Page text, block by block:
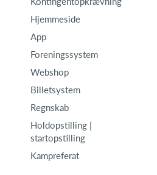
Hjemmeside
App
Foreningssystem
Webshop
Billetsystem
Regnskab
Holdopstilling |
startopstilling
Kampreferat